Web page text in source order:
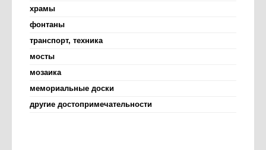
храмы
фонтаны
транспорт, техника
мосты
мозаика
мемориальные доски
другие достопримечательности